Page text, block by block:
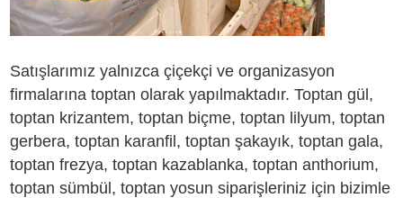
Satışlarımız yalnızca çiçekçi ve organizasyon
firmalarına toptan olarak yapılmaktadır. Toptan gül,
toptan krizantem, toptan biçme, toptan lilyum, toptan
gerbera, toptan karanfil, toptan şakayık, toptan gala,
toptan frezya, toptan kazablanka, toptan anthorium,
toptan sümbül, toptan yosun siparişleriniz için bizimle